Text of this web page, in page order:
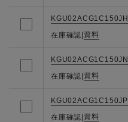
KGU02ACG1C150JH
在庫確認| 資料
KGU02ACG1C150JN
在庫確認| 資料
KGU02ACG1C150JP
在庫確認| 資料